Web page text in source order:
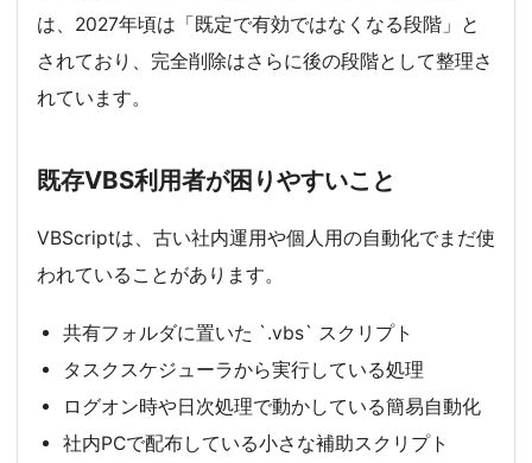
は、2027年頃は「既定で有効ではなくなる段階」と
されており、完全削除はさらに後の段階として整理さ
れています。
既存VBS利用者が困りやすいこと
VBScriptは、古い社内運用や個人用の自動化でまだ使
われていることがあります。
共有フォルダに置いた `.vbs` スクリプト
タスクスケジューラから実行している処理
ログオン時や日次処理で動かしている簡易自動化
社内PCで配布している小さな補助スクリプト